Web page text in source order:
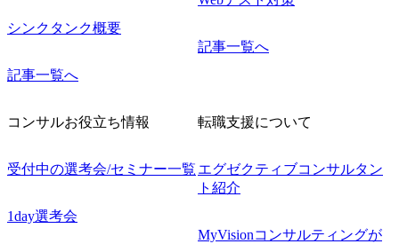
シンクタンク概要
記事一覧へ
記事一覧へ
コンサルお役立ち情報
受付中の選考会/セミナー一覧
1day選考会
転職支援について
エグゼクティブコンサルタン
ト紹介
MyVisionコンサルティングが